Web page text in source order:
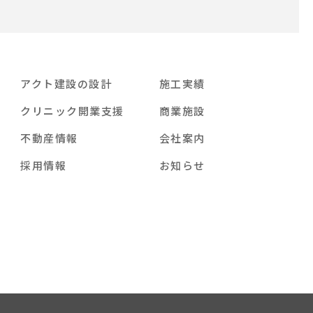
アクト建設の設計
施工実績
クリニック開業支援
商業施設
不動産情報
会社案内
採用情報
お知らせ